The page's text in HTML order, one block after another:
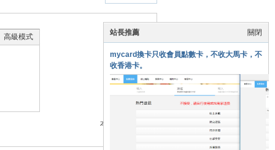
高級模式
本版積分規則
關閉
站長推薦
mycard換卡只收會員點數卡，不收大馬卡，不
收香港卡。